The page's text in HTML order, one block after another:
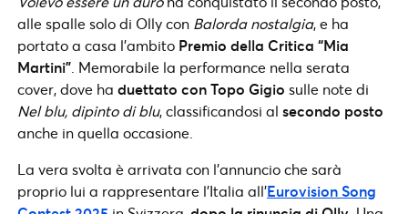
alle spalle solo di Olly con Balorda nostalgia, e ha
portato a casa l’ambito Premio della Critica “Mia
Martini” . Memorabile la performance nella serata
cover, dove ha duettato con Topo Gigio sulle note di
Nel blu, dipinto di blu, classificandosi al secondo posto
anche in quella occasione.
La vera svolta è arrivata con l’annuncio che sarà
proprio lui a rappresentare l’Italia all’Eurovision Song